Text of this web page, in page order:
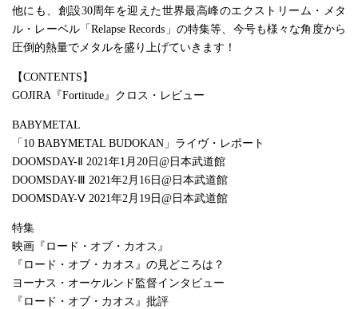
他にも、創設30周年を迎えた世界最高峰のエクストリーム・メタ
ル・レーベル「Relapse Records」の特集等、今号も様々な角度から
圧倒的熱量でメタルを盛り上げていきます！
【CONTENTS】
GOJIRA『Fortitude』クロス・レビュー
BABYMETAL
「10 BABYMETAL BUDOKAN」ライヴ・レポート
DOOMSDAY-Ⅱ 2021年1月20日@日本武道館
DOOMSDAY-Ⅲ 2021年2月16日@日本武道館
DOOMSDAY-Ⅴ 2021年2月19日@日本武道館
特集
映画『ロード・オブ・カオス』
『ロード・オブ・カオス』の見どころは？
ヨーナス・オーケルンド監督インタビュー
『ロード・オブ・カオス』批評